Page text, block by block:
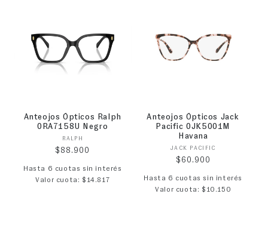
Anteojos Ópticos Ralph
0RA7158U Negro
Proveedor:
RALPH
Precio habitual
$88.900
Hasta 6 cuotas sin interés
Valor cuota: $14.817
Anteojos Ópticos Jack
Pacific 0JK5001M
Havana
Proveedor:
JACK PACIFIC
Precio habitual
$60.900
Hasta 6 cuotas sin interés
Valor cuota: $10.150